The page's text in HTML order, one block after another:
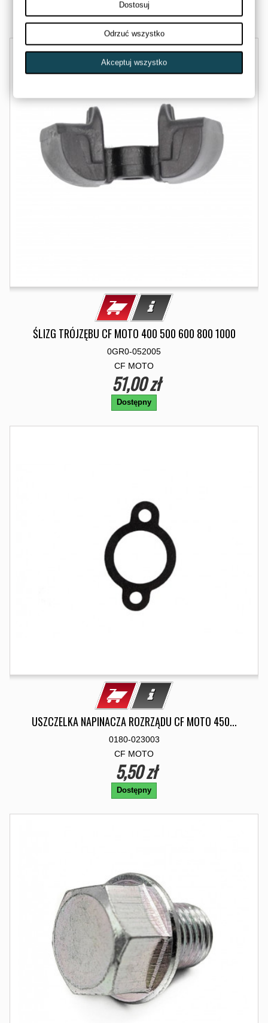
Dostępny
ŚLIZG TRÓJZĘBU CF MOTO 400 500 600 800 1000
0GR0-052005
CF MOTO
51,00 zł
Dostępny
USZCZELKA NAPINACZA ROZRZĄDU CF MOTO 450...
0180-023003
CF MOTO
5,50 zł
Dostępny
Dostosuj
Odrzuć wszystko
Akceptuj wszystko